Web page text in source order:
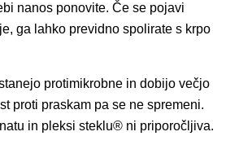
nanos ponovite. Če se pojavi
ga lahko previdno spolirate s krpo
protimikrobne in dobijo večjo
proti praskam pa se ne spremeni.
in pleksi steklu® ni priporočljiva.